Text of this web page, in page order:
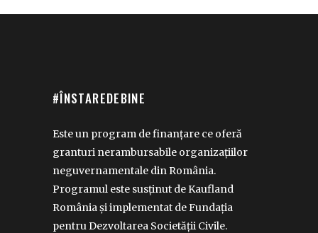
#ÎNSTAREDEBINE
Este un program de finanțare ce oferă
granturi nerambursabile organizațiilor
neguvernamentale din România.
Programul este susținut de Kaufland
România și implementat de Fundația
pentru Dezvoltarea Societății Civile.